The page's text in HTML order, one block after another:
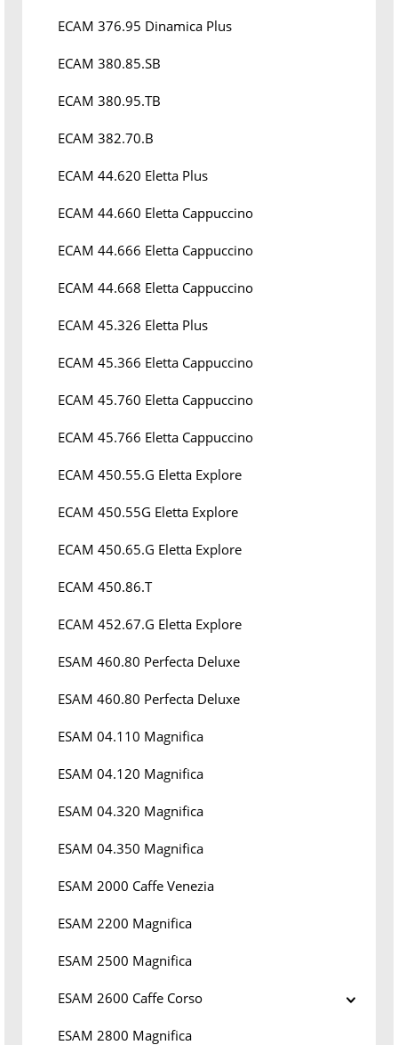
ECAM 376.95 Dinamica Plus
ECAM 380.85.SB
ECAM 380.95.TB
ECAM 382.70.B
ECAM 44.620 Eletta Plus
ECAM 44.660 Eletta Cappuccino
ECAM 44.666 Eletta Cappuccino
ECAM 44.668 Eletta Cappuccino
ECAM 45.326 Eletta Plus
ECAM 45.366 Eletta Cappuccino
ECAM 45.760 Eletta Cappuccino
ECAM 45.766 Eletta Cappuccino
ECAM 450.55.G Eletta Explore
ECAM 450.55G Eletta Explore
ECAM 450.65.G Eletta Explore
ECAM 450.86.T
ECAM 452.67.G Eletta Explore
ESAM 460.80 Perfecta Deluxe
ESAM 460.80 Perfecta Deluxe
ESAM 04.110 Magnifica
ESAM 04.120 Magnifica
ESAM 04.320 Magnifica
ESAM 04.350 Magnifica
ESAM 2000 Caffe Venezia
ESAM 2200 Magnifica
ESAM 2500 Magnifica
ESAM 2600 Caffe Corso
ESAM 2800 Magnifica